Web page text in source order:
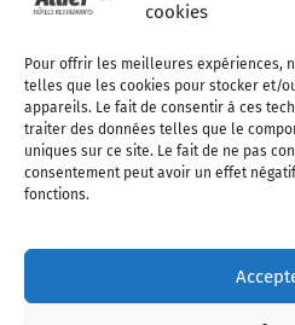
cookies
Pour offrir les meilleures expériences,
telles que les cookies pour stocker et/
appareils. Le fait de consentir à ces
traiter des données telles que le
uniques sur ce site. Le fait de ne pas
consentement peut avoir un effet
fonctions.
Qui sommes-nous
Adhérer à l’association